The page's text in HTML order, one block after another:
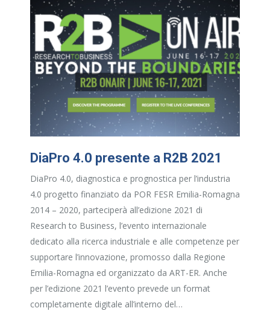
DiaPro 4.0 presente a R2B 2021
DiaPro 4.0, diagnostica e prognostica per l’industria
4.0 progetto finanziato da POR FESR Emilia-Romagna
2014 – 2020, parteciperà all’edizione 2021 di
Research to Business, l’evento internazionale
dedicato alla ricerca industriale e alle competenze per
supportare l’innovazione, promosso dalla Regione
Emilia-Romagna ed organizzato da ART-ER. Anche
per l’edizione 2021 l’evento prevede un format
completamente digitale all’interno del…